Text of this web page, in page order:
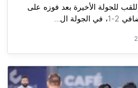
للجولة الأخيرة بعد فوزه على
ال...